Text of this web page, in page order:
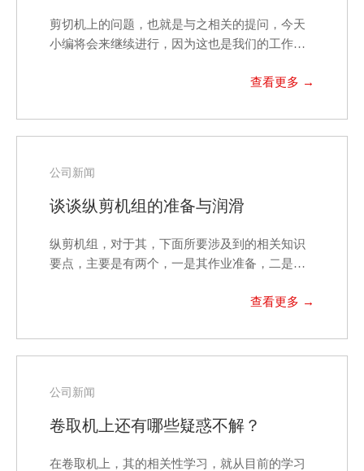
剪切机上的问题，也就是与之相关的提问，今天
小编将会来继续进行，因为这也是我们的工作之
公司新闻
谈谈纵剪机组的准备与润滑
纵剪机组，对于其，下面所要涉及到的相关知识
要点，主要是有两个，一是其作业准备，二是纵
公司新闻
卷取机上还有哪些疑惑不解？
在卷取机上，其的相关性学习，就从目前的学习